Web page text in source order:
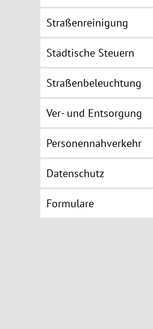
Straßenreinigung
Städtische Steuern
Straßenbeleuchtung
Ver- und Entsorgung
Personennahverkehr
Datenschutz
Formulare